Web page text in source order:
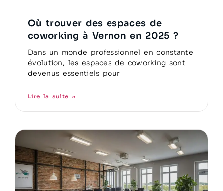
Où trouver des espaces de
coworking à Vernon en 2025 ?
Dans un monde professionnel en constante
évolution, les espaces de coworking sont
devenus essentiels pour
Lire la suite »